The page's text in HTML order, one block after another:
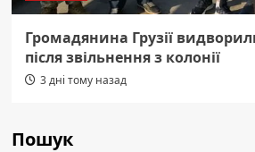
Громадянина Грузії
після звільнення з колонії
3 дні тому назад
Пошук